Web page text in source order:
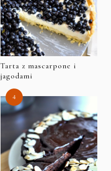
Tarta z mascarpone i
jagodami